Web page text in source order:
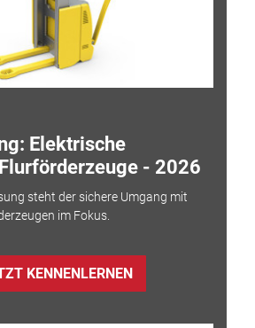
Elektrische
- 2026
steht der sichere Umgang mit
im Fokus.
KENNENLERNEN